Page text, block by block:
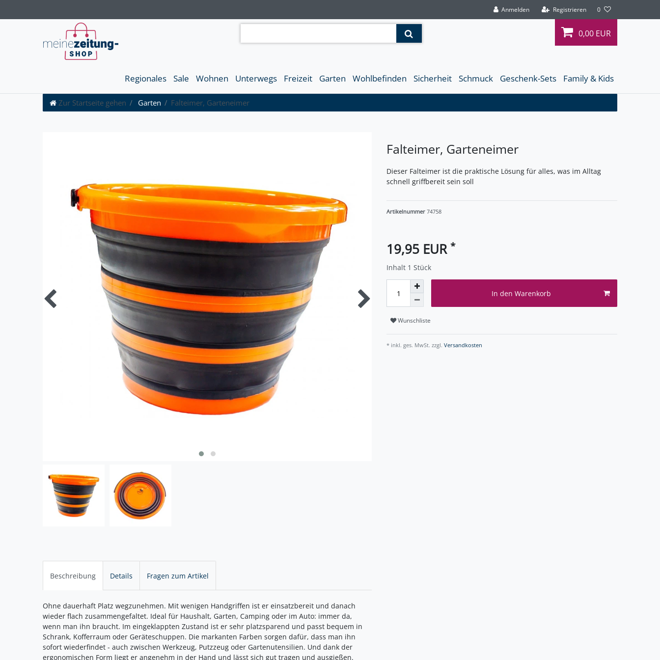
Anmelden Registrieren 0
0,00 EUR
Regionales Sale Wohnen Unterwegs Freizeit Garten Wohlbefinden Sicherheit Schmuck Geschenk-Sets Family & Kids
Zur Startseite gehen Garten Falteimer, Garteneimer
Falteimer, Garteneimer
Dieser Falteimer ist die praktische Lösung für alles, was im Alltag
schnell griffbereit sein soll
Artikelnummer 74758
19,95 EUR *
Inhalt 1 Stück
In den Warenkorb
Wunschliste
* inkl. ges. MwSt. zzgl. Versandkosten
Beschreibung Details Fragen zum Artikel
Ohne dauerhaft Platz wegzunehmen. Mit wenigen Handgriffen ist er einsatzbereit und danach
wieder flach zusammengefaltet. Ideal für Haushalt, Garten, Camping oder im Auto: immer da,
wenn man ihn braucht. Im eingeklappten Zustand ist er sehr platzsparend und passt bequem in
Schrank, Kofferraum oder Geräteschuppen. Die markanten Farben sorgen dafür, dass man ihn
sofort wiederfindet - auch zwischen Werkzeug, Putzzeug oder Gartenutensilien. Und dank der
ergonomischen Form liegt er angenehm in der Hand und lässt sich gut tragen und ausgießen.